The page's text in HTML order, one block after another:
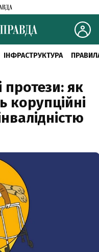
ІНФРАСТРУКТУРА
протези: як
корупційні